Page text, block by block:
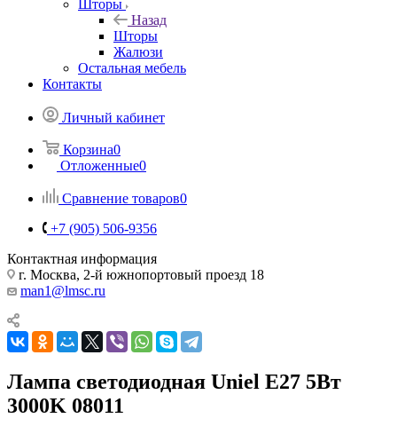
Шторы
Назад
Шторы
Жалюзи
Остальная мебель
Контакты
Личный кабинет
Корзина0
Отложенные0
Сравнение товаров0
+7 (905) 506-9356
Контактная информация
г. Москва, 2-й южнопортовый проезд 18
man1@lmsc.ru
Лампа светодиодная Uniel E27 5Вт
3000K 08011